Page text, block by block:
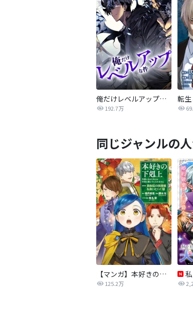
俺だけレベルアップな件
192.7万
同じジャンルの
【マンガ】本好きの下剋上 第四部
125.2万